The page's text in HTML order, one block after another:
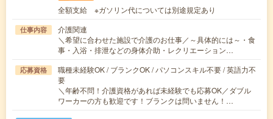
全額支給 ※ガソリン代については別途規定あり
仕事内容
介護関連
＼希望に合わせた施設で介護のお仕事／～具体的には～・食
事・入浴・排泄などの身体介助・レクリエーション…
応募資格
職種未経験OK / ブランクOK / パソコンスキル不要 / 英語力不
要
＼年齢不問！介護資格があれば未経験でも応募OK／ダブル
ワーカーの方も歓迎です！ブランクは問いません！…